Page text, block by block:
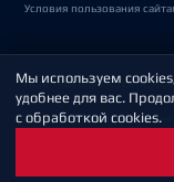
Условия пользования
Политика обработки
Пользовательское
Мы используем
удобнее для вас.
с обработкой cookies.